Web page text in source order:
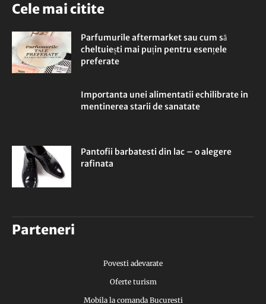
Cele mai citite
Parfumurile aftermarket sau cum să
cheltuiești mai puțin pentru esențele
preferate
Importanta unei alimentatii echilibrate in
mentinerea starii de sanatate
Pantofii barbatesti din lac – o alegere
rafinata
Parteneri
Povesti adevarate
Oferte turism
Mobila la comanda Bucuresti